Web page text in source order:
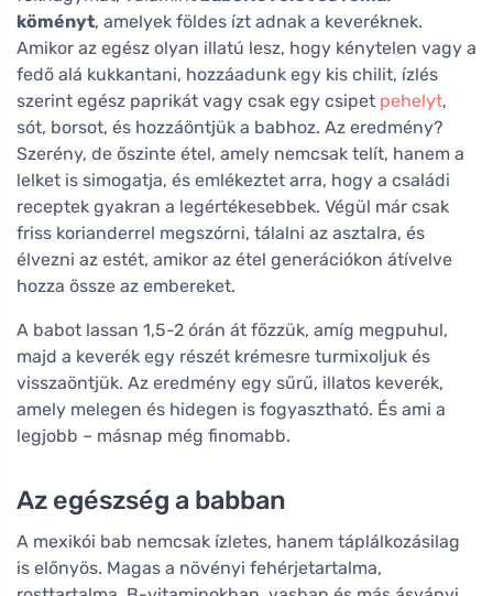
köményt, amelyek földes ízt adnak a keveréknek.
Amikor az egész olyan illatú lesz, hogy kénytelen vagy a
fedő alá kukkantani, hozzáadunk egy kis chilit, ízlés
szerint egész paprikát vagy csak egy csipet pehelyt,
sót, borsot, és hozzáöntjük a babhoz. Az eredmény?
Szerény, de őszinte étel, amely nemcsak telít, hanem a
lelket is simogatja, és emlékeztet arra, hogy a családi
receptek gyakran a legértékesebbek. Végül már csak
friss korianderrel megszórni, tálalni az asztalra, és
élvezni az estét, amikor az étel generációkon átívelve
hozza össze az embereket.
A babot lassan 1,5-2 órán át főzzük, amíg megpuhul,
majd a keverék egy részét krémesre turmixoljuk és
visszaöntjük. Az eredmény egy sűrű, illatos keverék,
amely melegen és hidegen is fogyasztható. És ami a
legjobb – másnap még finomabb.
Az egészség a babban
A mexikói bab nemcsak ízletes, hanem táplálkozásilag
is előnyös. Magas a növényi fehérjetartalma,